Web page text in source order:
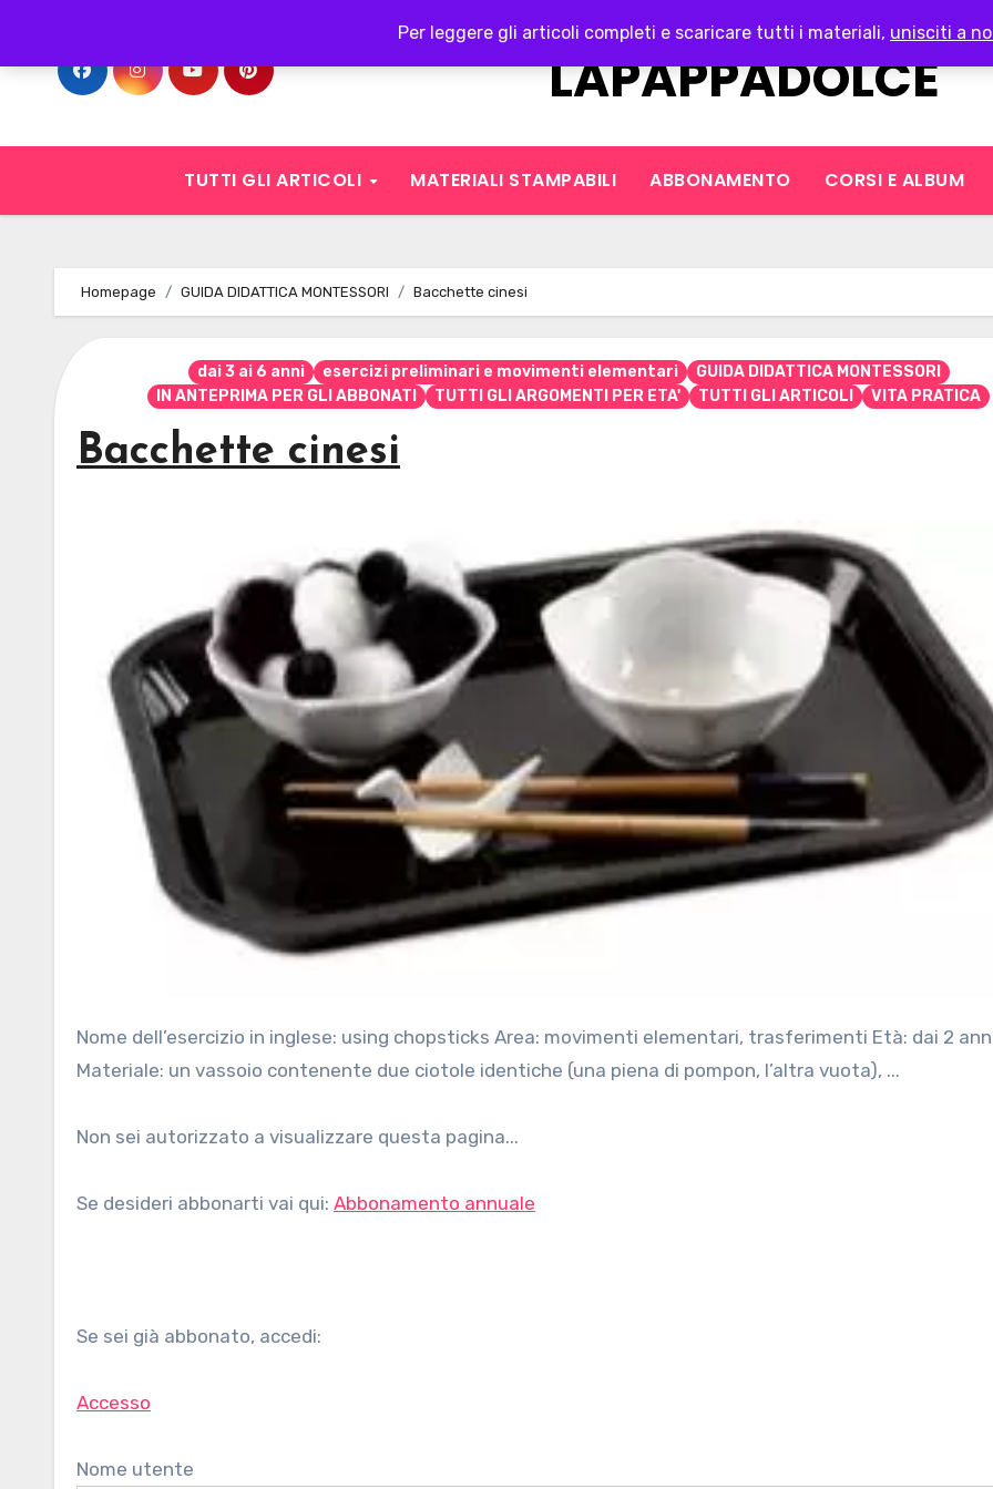
Per leggere gli articoli completi e scaricare tutti i materiali, unisciti a
content
LAPAPPADOLCE
TUTTI GLI ARTICOLI MATERIALI STAMPABILI ABBONAMENTO CORSI E ALBUM
Homepage GUIDA DIDATTICA MONTESSORI Bacchette cinesi
dai 3 ai 6 anni esercizi preliminari e movimenti elementari
GUIDA DIDATTICA MONTESSORI
IN ANTEPRIMA PER GLI ABBONATI
TUTTI GLI ARGOMENTI PER ETA' TUTTI GLI ARTICOLI VITA PRATICA
Bacchette cinesi
Nome dell’esercizio in inglese: using chopsticks Area: movimenti elementari, trasferimenti Età: dai 2 anni
Materiale: un vassoio contenente due ciotole identiche (una piena di pompon, l’altra vuota), ...
Non sei autorizzato a visualizzare questa pagina...
Se desideri abbonarti vai qui: Abbonamento annuale
Se sei già abbonato, accedi:
Accesso
Nome utente